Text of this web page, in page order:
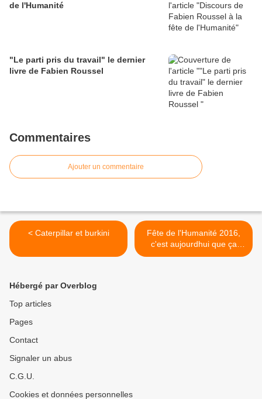
de l'Humanité
"Le parti pris du travail" le dernier
livre de Fabien Roussel
Commentaires
Ajouter un commentaire
< Caterpillar et burkini
Fête de l'Humanité 2016,
c'est aujourdhui que ça
commence, rejoignez nous
Hébergé par Overblog
Top articles
Pages
Contact
Signaler un abus
C.G.U.
Cookies et données personnelles